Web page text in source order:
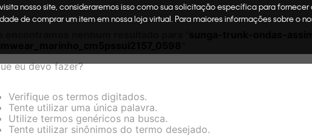
nosso site, consideraremos isso como sua solicitação específica para
de comprar um item em nossa loja virtual. Para maiores informações sobre o
eu devo fazer?
Verifique os termos digitados.
Tente utilizar uma única palavra.
Utilize termos genéricos na busca.
Tente utilizar sinônimos do termo desejado.